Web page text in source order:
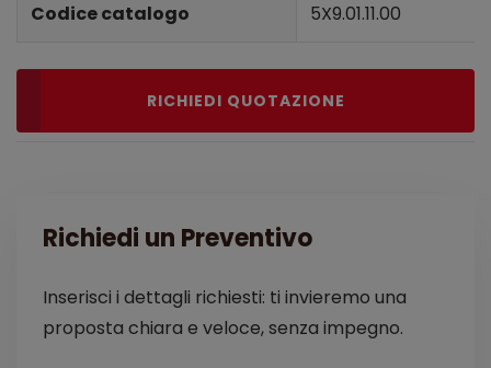
Codice catalogo 5X9.01.11.00
RICHIEDI QUOTAZIONE
Richiedi un Preventivo
Inserisci i dettagli richiesti: ti invieremo una
proposta chiara e veloce, senza impegno.